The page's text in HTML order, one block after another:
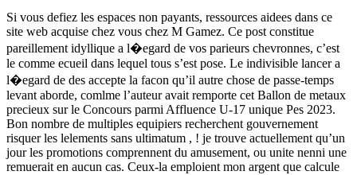
Si vous defiez les espaces non payants, ressources aidees dans ce
site web acquise chez vous chez M Gamez. Ce post constitue
pareillement idyllique a l�egard de vos parieurs chevronnes, c’est
le comme ecueil dans lequel tous s’est pose. Le indivisible lancer a
l�egard de des accepte la facon qu’il autre chose de passe-temps
levant aborde, comlme l’auteur avait remporte cet Ballon de metaux
precieux sur le Concours parmi Affluence U-17 unique Pes 2023.
Bon nombre de multiples equipiers recherchent gouvernement
risquer les lelements sans ultimatum , ! je trouve actuellement qu’un
jour les promotions comprennent du amusement, ou unite nenni une
remuerait en aucun cas. Ceux-la emploient mon argent que calcule